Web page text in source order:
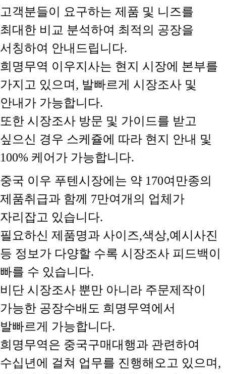
고객분들이 요구하는 제품 및 니즈를
최대한 비교 분석하여 최적의 공장을
서칭하여 안내드립니다.
희명무역 이우지사는 현지 시장에 본부를
가지고 있으며, 발빠르게 시장조사 및
안내가 가능합니다.
또한 시장조사 방문 및 가이드를 받고
싶으신 경우 스케쥴에 따라 현지 안내 및
100% 케어가 가능합니다.
중국 이우 푸텐시장에는 약 170여만종의
제품취급과 함께 7만여개의 업체가
자리잡고 있습니다.
필요하신 제품명과 사이즈,색상,예시사진
등 정보가 다양할 수록 시장조사 피드백이
빠를 수 있습니다.
비단 시장조사 뿐만 아니라 주문제작이
가능한 공장수배도 희명무역에서
발빠르게 가능합니다.
희명무역은 중국구매대행과 관련하여
수십년에 걸쳐 업무를 진행해오고 있으며,